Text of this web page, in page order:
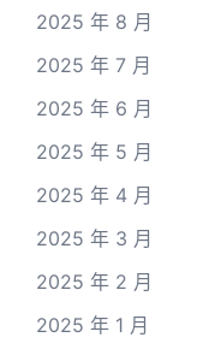
2025 年 8 月
2025 年 7 月
2025 年 6 月
2025 年 5 月
2025 年 4 月
2025 年 3 月
2025 年 2 月
2025 年 1 月